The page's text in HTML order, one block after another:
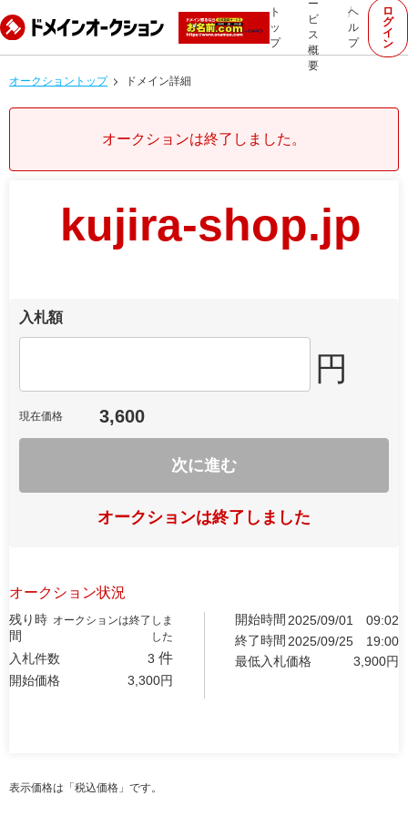
ト
ッ
プ
ー
ビ
ス
概
要
ヘ
ル
プ
ロ
グ
イ
ン
オークショントップ ドメイン詳細
オークションは終了しました。
kujira-shop.jp
入札額
円
現在価格 3,600
次に進む
オークションは終了しました
オークション状況
残り時
間
オークションは終了しま
した
入札件数 3 件
開始価格 3,300円
開始時間 2025/09/01
09:02
終了時間 2025/09/25
19:00
最低入札価格
3,900円
表示価格は「税込価格」です。